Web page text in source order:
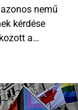
nemű
kérdése
a
belül